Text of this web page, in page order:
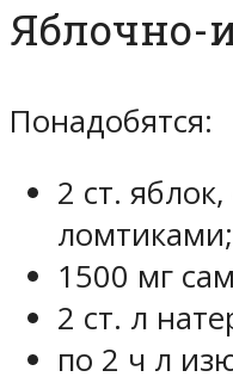
Яблочно-
Понадобятся:
2 ст.
ломтиками;
1500 мг
2 ст. л
по 2 ч л